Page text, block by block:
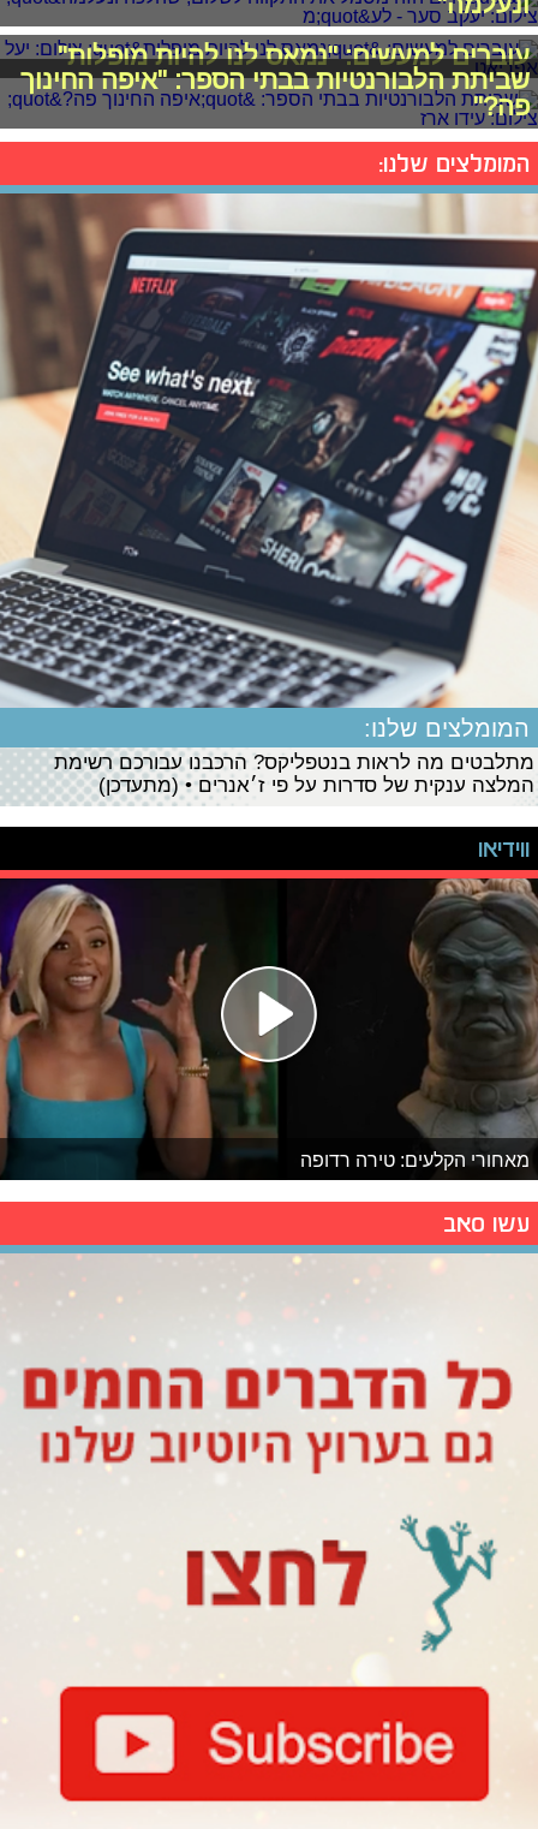
עוברים למעשים: "נמאס לנו להיות מופלות"
שביתת הלבורנטיות בבתי הספר: "איפה החינוך
פה?"
המומלצים שלנו:
המומלצים שלנו:
מתלבטים מה לראות בנטפליקס? הרכבנו עבורכם רשימת
המלצה ענקית של סדרות על פי ז׳אנרים • (מתעדכן)
ווידיאו
מאחורי הקלעים: טירה רדופה
עשו סאב